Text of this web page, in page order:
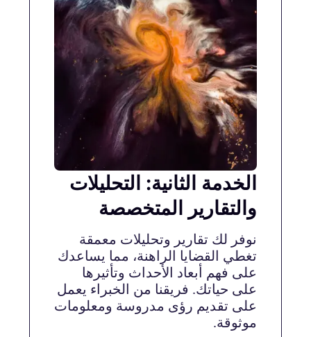
الخدمة الثانية: التحليلات
والتقارير المتخصصة
نوفر لك تقارير وتحليلات معمقة
تغطي القضايا الراهنة، مما يساعدك
على فهم أبعاد الأحداث وتأثيرها
على حياتك. فريقنا من الخبراء يعمل
على تقديم رؤى مدروسة ومعلومات
موثوقة.